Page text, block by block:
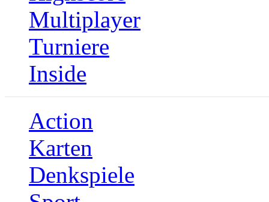
Multiplayer
Turniere
Inside
Action
Karten
Denkspiele